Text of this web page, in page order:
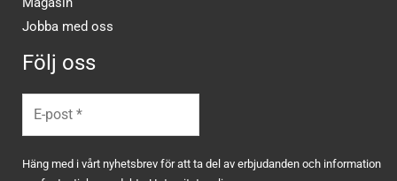
Jobba med oss
Följ oss
Häng med i vårt nyhetsbrev för att ta del av erbjudanden och information